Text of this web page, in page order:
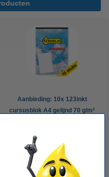
Aanbieding: 10x 123inkt
cursusblok A4 gelijnd 70 g/m²
€ 26,55